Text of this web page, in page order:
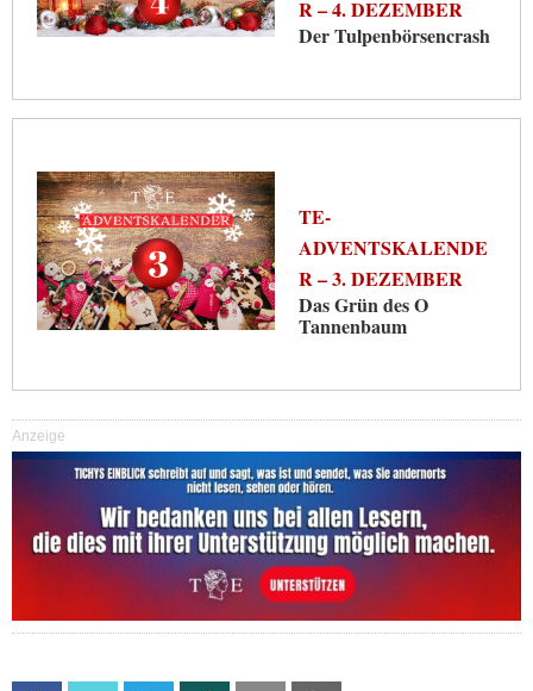
R – 4. DEZEMBER
Der Tulpenbörsencrash
TE-
ADVENTSKALENDE
R – 3. DEZEMBER
Das Grün des O
Tannenbaum
Anzeige